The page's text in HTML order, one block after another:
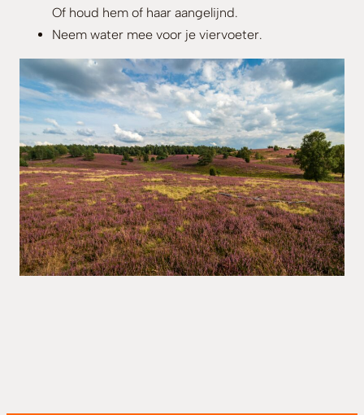
Of houd hem of haar aangelijnd.
Neem water mee voor je viervoeter.